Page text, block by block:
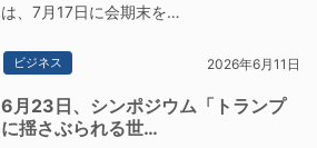
は、7月17日に会期末を…
ビジネス 2026年6月11日
6月23日、シンポジウム「トランプ
に揺さぶられる世…